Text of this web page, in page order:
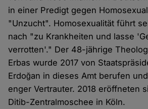
in einer Predigt gegen
"Unzucht". Homosexualität führt
nach "zu Krankheiten und lasse
verrotten'." Der 48-jährige
Erbas wurde 2017 von
Erdoğan in dieses Amt berufen
enger Vertrauter. 2018 eröffneten
Ditib-Zentralmoschee in Köln.